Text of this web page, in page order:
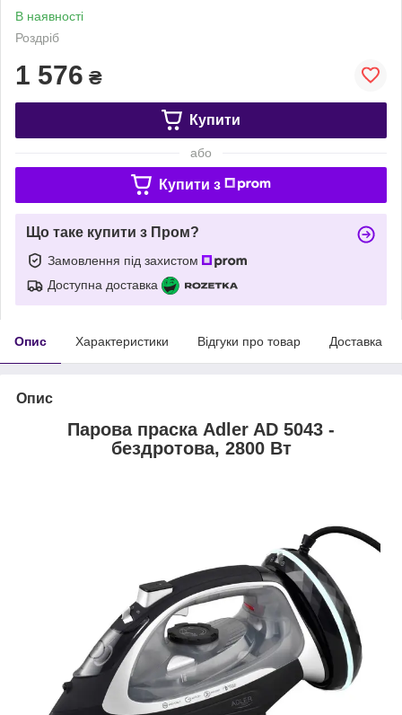
В наявності
Роздріб
1 576 ₴
Купити
або
Купити з
Що таке купити з Пром?
Замовлення під захистом
Доступна доставка
Опис Характеристики Відгуки про товар Доставка
Опис
Парова праска Adler AD 5043 -
бездротова, 2800 Вт